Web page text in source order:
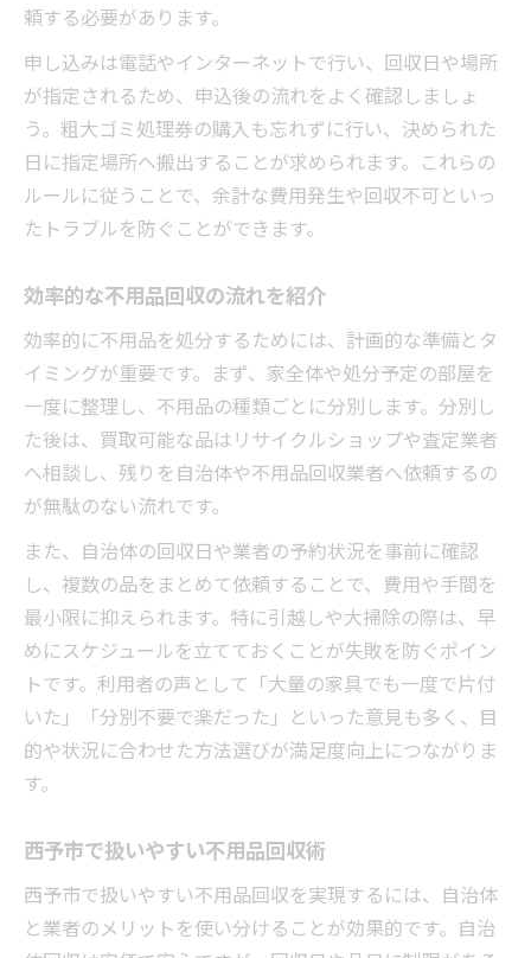
頼する必要があります。
申し込みは電話やインターネットで行い、回収日や場所
が指定されるため、申込後の流れをよく確認しましょ
う。粗大ゴミ処理券の購入も忘れずに行い、決められた
日に指定場所へ搬出することが求められます。これらの
ルールに従うことで、余計な費用発生や回収不可といっ
たトラブルを防ぐことができます。
効率的な不用品回収の流れを紹介
効率的に不用品を処分するためには、計画的な準備とタ
イミングが重要です。まず、家全体や処分予定の部屋を
一度に整理し、不用品の種類ごとに分別します。分別し
た後は、買取可能な品はリサイクルショップや査定業者
へ相談し、残りを自治体や不用品回収業者へ依頼するの
が無駄のない流れです。
また、自治体の回収日や業者の予約状況を事前に確認
し、複数の品をまとめて依頼することで、費用や手間を
最小限に抑えられます。特に引越しや大掃除の際は、早
めにスケジュールを立てておくことが失敗を防ぐポイン
トです。利用者の声として「大量の家具でも一度で片付
いた」「分別不要で楽だった」といった意見も多く、目
的や状況に合わせた方法選びが満足度向上につながりま
す。
西予市で扱いやすい不用品回収術
西予市で扱いやすい不用品回収を実現するには、自治体
と業者のメリットを使い分けることが効果的です。自治